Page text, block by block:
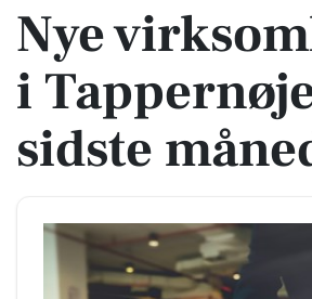
Nye
i
sidste